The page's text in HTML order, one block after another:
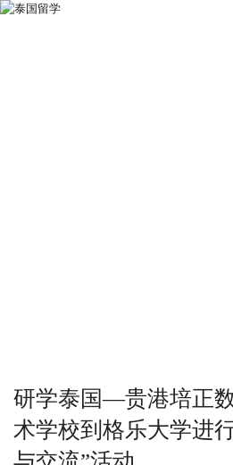
研学泰国—贵港培正
术学校到格乐大学进